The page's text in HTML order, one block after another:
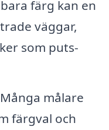
färg kan en
väggar,
som puts-
Många målare
färgval och